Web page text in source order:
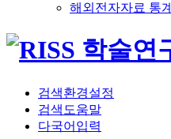
해외전자자료 통계
검색환경설정
검색도움말
다국어입력